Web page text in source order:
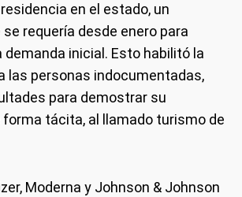
en el estado, un
requería desde enero para
inicial. Esto habilitó la
las personas indocumentadas,
para demostrar su
forma tácita, al llamado turismo de
Moderna y Johnson & Johnson